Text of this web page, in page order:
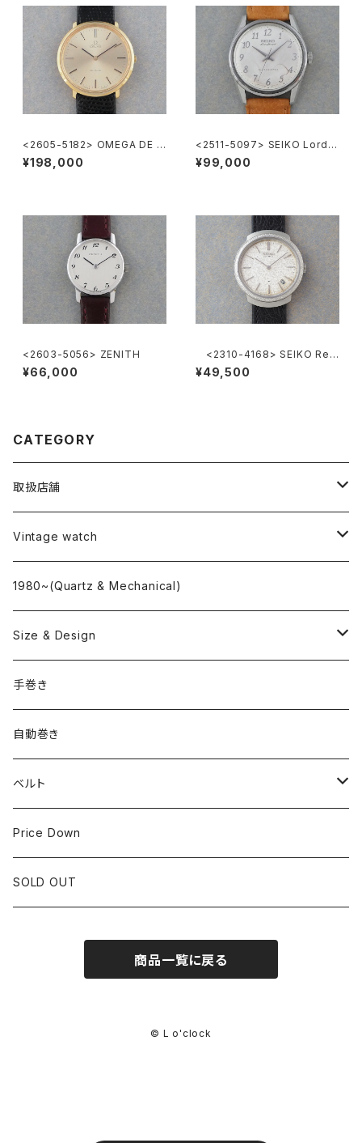
<2605-5182> OMEGA DE V
ILLE
¥198,000
<2511-5097> SEIKO Lord
Marvel
¥99,000
<2603-5056> ZENITH
¥66,000
<2310-4168> SEIKO Ref.
2418-0010
¥49,500
CATEGORY
取扱店舗
L o'clock
"delve"
Vintage watch
海外ブランド
OMEGA
ROLEX
国産ブランド
SEIKO
CITIZEN
1980~(Quartz & Mechanical)
Size & Design
~24.9mm
25mm~29.9mm
30mm~34.9mm
35mm~39.9mm
40mm~
手巻き
自動巻き
ベルト
HIRSCHベルト
SSブレスレット
Price Down
SOLD OUT
商品一覧に戻る
© L o'clock